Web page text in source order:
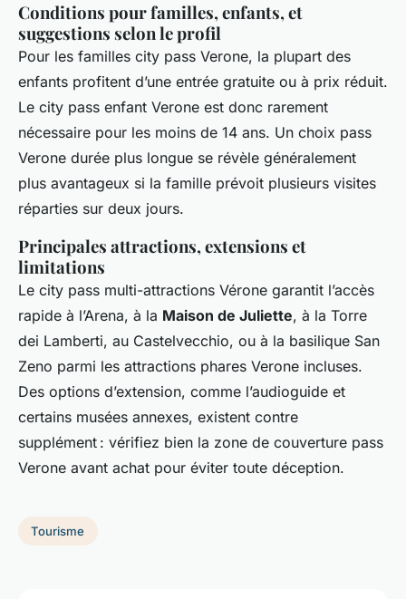
Conditions pour familles, enfants, et
suggestions selon le profil
Pour les familles city pass Verone, la plupart des
enfants profitent d’une entrée gratuite ou à prix réduit.
Le city pass enfant Verone est donc rarement
nécessaire pour les moins de 14 ans. Un choix pass
Verone durée plus longue se révèle généralement
plus avantageux si la famille prévoit plusieurs visites
réparties sur deux jours.
Principales attractions, extensions et
limitations
Le city pass multi-attractions Vérone garantit l’accès
rapide à l’Arena, à la Maison de Juliette, à la Torre
dei Lamberti, au Castelvecchio, ou à la basilique San
Zeno parmi les attractions phares Verone incluses.
Des options d’extension, comme l’audioguide et
certains musées annexes, existent contre
supplément : vérifiez bien la zone de couverture pass
Verone avant achat pour éviter toute déception.
Tourisme